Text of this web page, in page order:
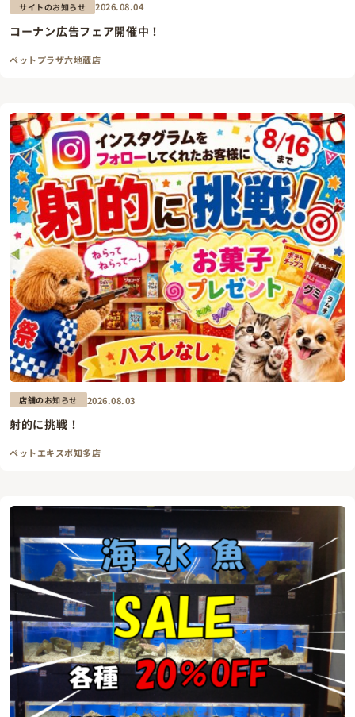
サイトのお知らせ 2026.08.04
コーナン広告フェア開催中！
ペットプラザ六地蔵店
店舗のお知らせ 2026.08.03
射的に挑戦！
ペットエキスポ知多店